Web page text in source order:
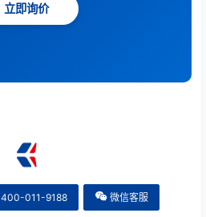
立即询价
400-011-9188 微信客服